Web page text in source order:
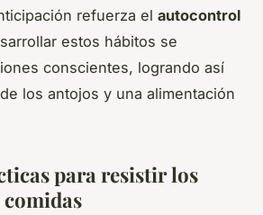
refuerza el autocontrol
estos hábitos se
conscientes, logrando así
los antojos y una alimentación
para resistir los